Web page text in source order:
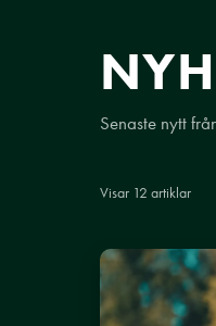
Senaste nytt
Visar 12 artiklar